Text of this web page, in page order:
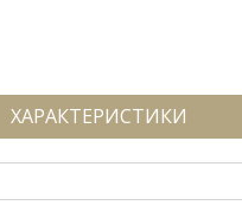
ХАРАКТЕРИСТИКИ